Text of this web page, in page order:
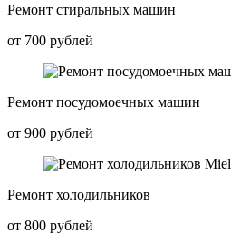
Ремонт стиральных машин
от 700 рублей
Ремонт посудомоечных машин
от 900 рублей
Ремонт холодильников
от 800 рублей